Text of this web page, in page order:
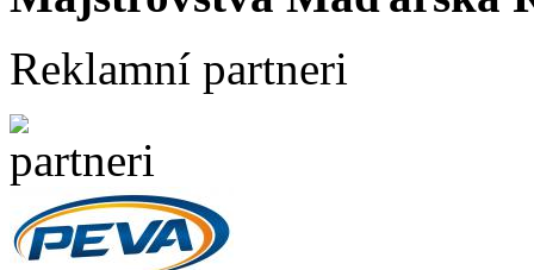
Reklamní partneri